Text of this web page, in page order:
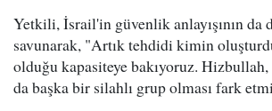
Yetkili, İsrail'in güvenlik anlayışının da
savunarak, "Artık tehdidi kimin
olduğu kapasiteye bakıyoruz.
da başka bir silahlı grup olması fark